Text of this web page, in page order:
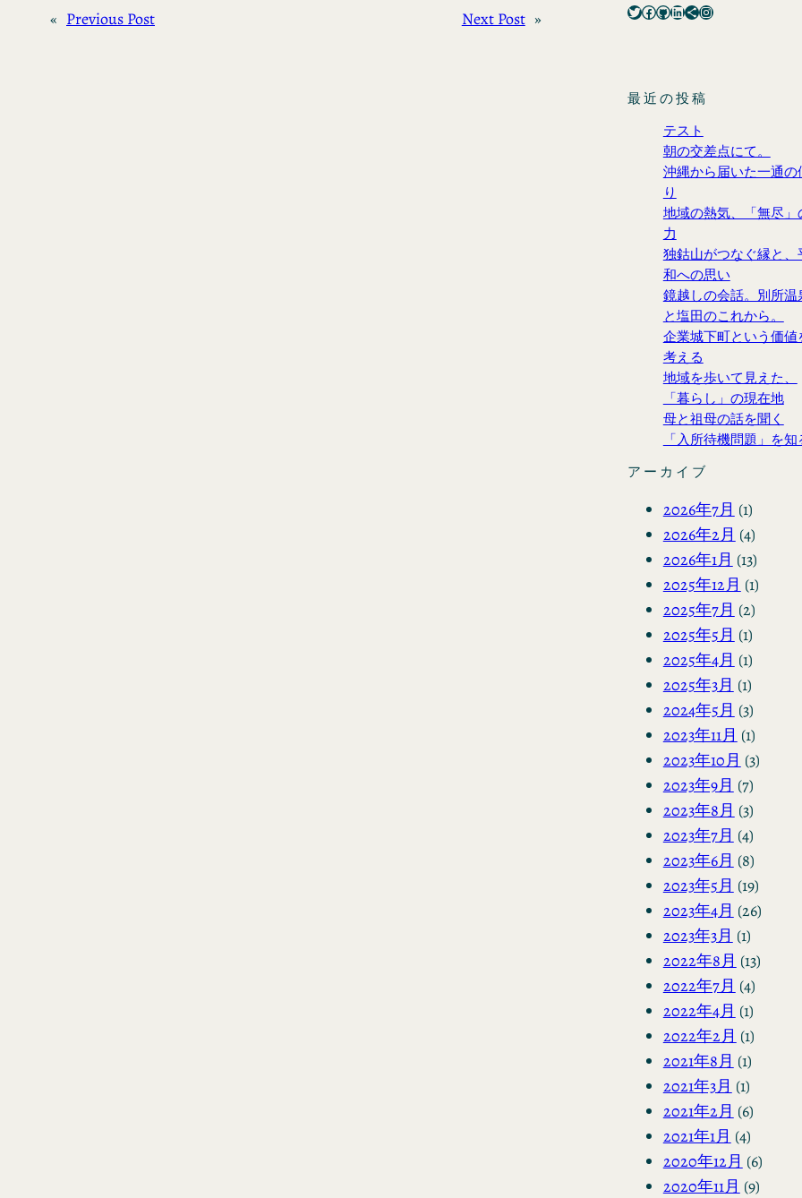
« Previous Post Next Post » Twitter Facebook GitHub LinkedIn Share Icon Instagram
最近の投稿
テスト
朝の交差点にて。
沖縄から届いた一通の
り
地域の熱気、「無尽」
力
独鈷山がつなぐ縁と、
和への思い
鏡越しの会話。別所温
と塩田のこれから。
企業城下町という価値
考える
地域を歩いて見えた、
「暮らし」の現在地
母と祖母の話を聞く
「入所待機問題」を知
アーカイブ
2026年7月 (1)
2026年2月 (4)
2026年1月 (13)
2025年12月 (1)
2025年7月 (2)
2025年5月 (1)
2025年4月 (1)
2025年3月 (1)
2024年5月 (3)
2023年11月 (1)
2023年10月 (3)
2023年9月 (7)
2023年8月 (3)
2023年7月 (4)
2023年6月 (8)
2023年5月 (19)
2023年4月 (26)
2023年3月 (1)
2022年8月 (13)
2022年7月 (4)
2022年4月 (1)
2022年2月 (1)
2021年8月 (1)
2021年3月 (1)
2021年2月 (6)
2021年1月 (4)
2020年12月 (6)
2020年11月 (9)